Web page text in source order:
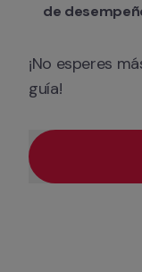
de
¡No esperes
guía!